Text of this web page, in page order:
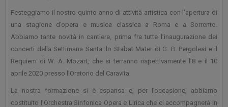
Festeggiamo il nostro quinto anno di attività artistica con l’apertura di
una stagione d’opera e musica classica a Roma e a Sorrento.
Abbiamo tante novità in cantiere, prima fra tutte l’inaugurazione dei
concerti della Settimana Santa: lo Stabat Mater di G. B. Pergolesi e il
Requiem di W. A. Mozart, che si terranno rispettivamente l’8 e il 10
aprile 2020 presso l’Oratorio del Caravita.
La nostra formazione si è espansa e, per l’occasione, abbiamo
costituito l’Orchestra Sinfonica Opera e Lirica che ci accompagnerà in